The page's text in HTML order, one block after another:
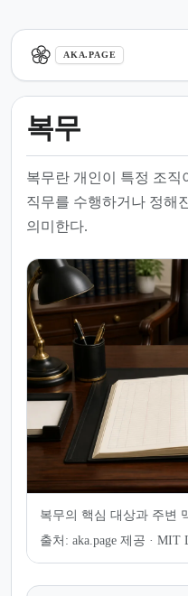
AKA.PAGE
복무
복무란 개인이 특정 조직
직무를 수행하거나 정해
의미한다.
복무의 핵심 대상과 주변
출처: aka.page 제공 · MIT